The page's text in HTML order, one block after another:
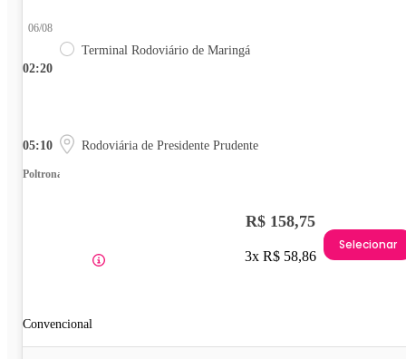
02:20
06/08
Terminal Rodoviário de Maringá
05:10 Rodoviária de Presidente Prudente
Poltrona
Convencional
R$ 158,75
3x R$ 58,86
Selecionar